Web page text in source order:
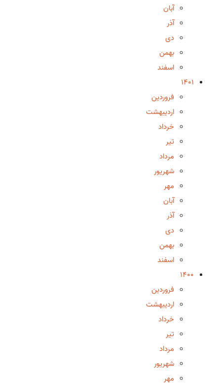
آبان
آذر
دی
بهمن
اسفند
1401
فروردین
اردیبهشت
خرداد
تیر
مرداد
شهریور
مهر
آبان
آذر
دی
بهمن
اسفند
1400
فروردین
اردیبهشت
خرداد
تیر
مرداد
شهریور
مهر